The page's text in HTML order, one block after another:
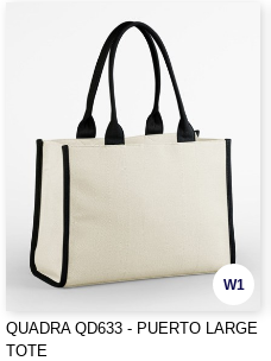
W1
QUADRA QD633 - PUERTO LARGE
TOTE